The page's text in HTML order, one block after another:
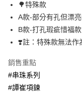
運送方式
7-11取貨付款
🌳特殊款
A款-部分有孔但漂
B款-打孔瑕疵惜福
❣️註：特殊款無法作
銷售重點
#串珠系列
#譚崔項鍊